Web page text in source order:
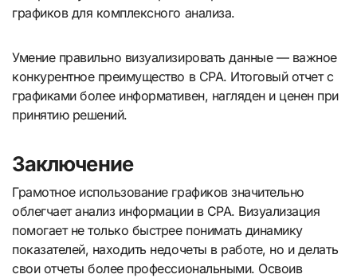
графиков для комплексного анализа.
Умение правильно визуализировать данные — важное
конкурентное преимущество в CPA. Итоговый отчет с
графиками более информативен, нагляден и ценен при
принятию решений.
Заключение
Грамотное использование графиков значительно
облегчает анализ информации в CPA. Визуализация
помогает не только быстрее понимать динамику
показателей, находить недочеты в работе, но и делать
свои отчеты более профессиональными. Освоив